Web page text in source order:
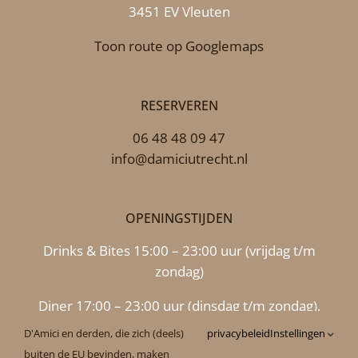
3451 EV Vleuten
Toon route op Googlemaps
RESERVEREN
06 48 48 09 47
info@damiciutrecht.nl
OPENINGSTIJDEN
Drinks & Bites 15:00 – 23:00 uur (vrijdag t/m
zondag)
Diner 17:00 – 23:00 uur (dinsdag t/m zondag),
maandag 17.00 uur – 22.00 uur
D'Amici en derden, die zich (deels)
buiten de EU bevinden, maken
privacybeleidInstellingen